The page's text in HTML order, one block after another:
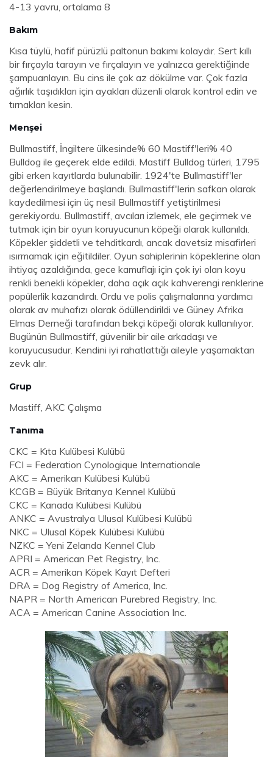
4-13 yavru, ortalama 8
Bakım
Kısa tüylü, hafif pürüzlü paltonun bakımı kolaydır. Sert kıllı
bir fırçayla tarayın ve fırçalayın ve yalnızca gerektiğinde
şampuanlayın. Bu cins ile çok az dökülme var. Çok fazla
ağırlık taşıdıkları için ayakları düzenli olarak kontrol edin ve
tırnakları kesin.
Menşei
Bullmastiff, İngiltere ülkesinde% 60 Mastiff'leri% 40
Bulldog ile geçerek elde edildi. Mastiff Bulldog türleri, 1795
gibi erken kayıtlarda bulunabilir. 1924'te Bullmastiff'ler
değerlendirilmeye başlandı. Bullmastiff'lerin safkan olarak
kaydedilmesi için üç nesil Bullmastiff yetiştirilmesi
gerekiyordu. Bullmastiff, avcıları izlemek, ele geçirmek ve
tutmak için bir oyun koruyucunun köpeği olarak kullanıldı.
Köpekler şiddetli ve tehditkardı, ancak davetsiz misafirleri
ısırmamak için eğitildiler. Oyun sahiplerinin köpeklerine olan
ihtiyaç azaldığında, gece kamuflajı için çok iyi olan koyu
renkli benekli köpekler, daha açık açık kahverengi renklerine
popülerlik kazandırdı. Ordu ve polis çalışmalarına yardımcı
olarak av muhafızı olarak ödüllendirildi ve Güney Afrika
Elmas Derneği tarafından bekçi köpeği olarak kullanılıyor.
Bugünün Bullmastiff, güvenilir bir aile arkadaşı ve
koruyucusudur. Kendini iyi rahatlattığı aileyle yaşamaktan
zevk alır.
Grup
Mastiff, AKC Çalışma
Tanıma
CKC = Kıta Kulübesi Kulübü
FCI = Federation Cynologique Internationale
AKC = Amerikan Kulübesi Kulübü
KCGB = Büyük Britanya Kennel Kulübü
CKC = Kanada Kulübesi Kulübü
ANKC = Avustralya Ulusal Kulübesi Kulübü
NKC = Ulusal Köpek Kulübesi Kulübü
NZKC = Yeni Zelanda Kennel Club
APRI = American Pet Registry, Inc.
ACR = Amerikan Köpek Kayıt Defteri
DRA = Dog Registry of America, Inc.
NAPR = North American Purebred Registry, Inc.
ACA = American Canine Association Inc.